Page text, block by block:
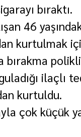
bıraktı.
46
kurtulmak
ilaçlı
kurtuldu.
çok küçük